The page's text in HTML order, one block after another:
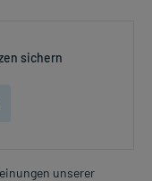
sichern
unserer